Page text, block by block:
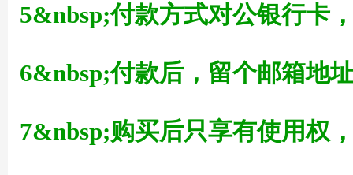
5&nbsp;付款方式对公银行卡
6&nbsp;付款后，留个邮箱地
7&nbsp;购买后只享有使用权